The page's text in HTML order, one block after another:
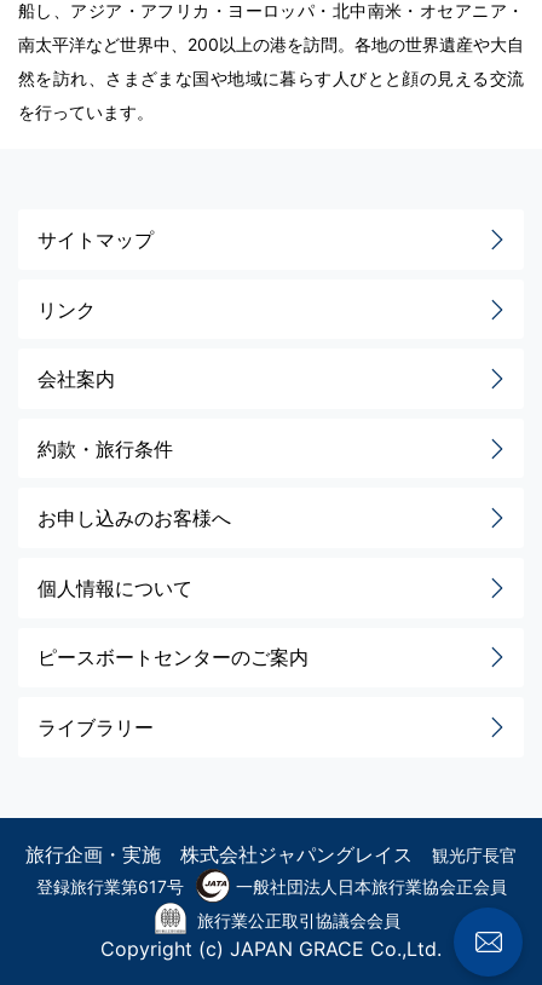
船し、アジア・アフリカ・ヨーロッパ・北中南米・オセアニア・
南太平洋など世界中、200以上の港を訪問。各地の世界遺産や大自
然を訪れ、さまざまな国や地域に暮らす人びとと顔の見える交流
を行っています。
サイトマップ
リンク
会社案内
約款・旅行条件
お申し込みのお客様へ
個人情報について
ピースボートセンターのご案内
ライブラリー
旅行企画・実施 株式会社ジャパングレイス 観光庁長官
登録旅行業第617号
一般社団法人日本旅行業協会正会員
旅行業公正取引協議会会員
Copyright (c) JAPAN GRACE Co.,Ltd.